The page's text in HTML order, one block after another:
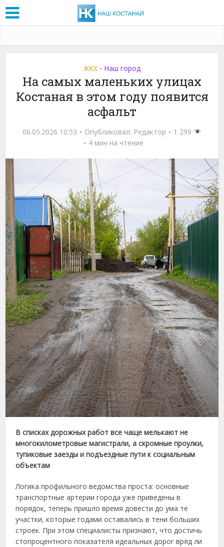
ЖКХ • Наш город
На самых маленьких улицах
Костаная в этом году появится
асфальт
06.05.2026 10:53 Опубликовал: Редактор
1 299
4 мин на чтение
В списках дорожных работ все чаще мелькают не
многокилометровые магистрали, а скромные проулки,
тупиковые заезды и подъездные пути к социальным
объектам
Логика профильного ведомства проста: основные
транспортные артерии города уже приведены в
порядок, теперь пришло время довести до ума те
участки, которые годами оставались в тени больших
строек. При этом специалисты признают, что достичь
стопроцентного показателя идеальных дорог вряд ли